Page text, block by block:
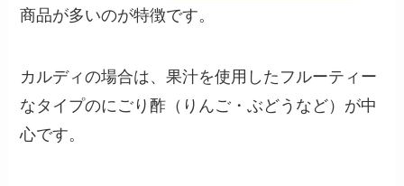
商品が多いのが特徴です。
カルディの場合は、果汁を使用したフルーティー
なタイプのにごり酢（りんご・ぶどうなど）が中
心です。